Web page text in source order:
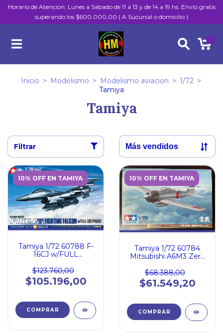
Horario de Atencion: Lunes a Sabado de 11 a 13 y de 14 a 19 hs. Envío gratis
superando los $600.000,00 ( A Sucursal o domicilio )
0
Inicio > Modelismo > Modelismo aviacion > 1/72 >
Tamiya
Tamiya
Filtrar
10% OFF EN TAMIYA
Tamiya 1/72 60788 F-
16CJ w/FULL
$123.760,00
$105.196,00
10% OFF EN TAMIYA
Tamiya 1/72 60784
Mitsubishi A6M3 Zero
Hamp
$68.388,00
$61.549,20